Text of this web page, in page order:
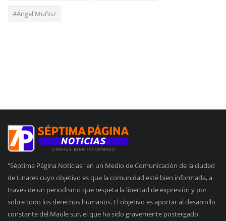
#Ángel Muñoz
"Séptima Página Noticias" en un Medio de Comunicación de la ciudad
de Linares cuyo objetivo es que la comunidad esté bien informada, a
través de un periodismo que respeta la libertad de expresión y por
sobre todo los derechos humanos. El objetivo es aportar al desarrollo
constante del Maule sur, el que ha sido gravemente postergado